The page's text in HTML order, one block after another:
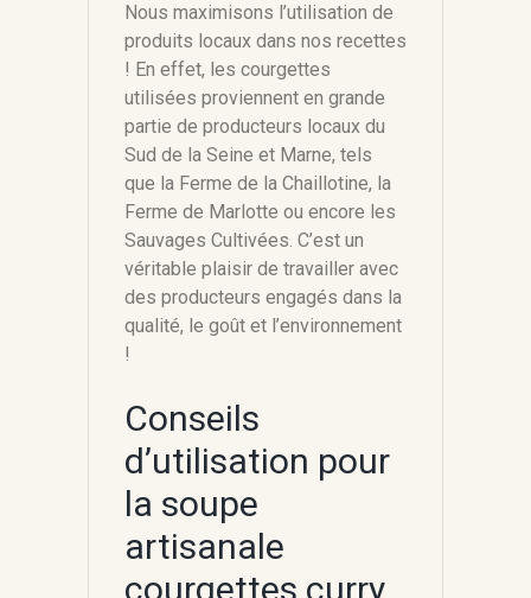
Nous maximisons l’utilisation de
produits locaux dans nos recettes
! En effet, les courgettes
utilisées proviennent en grande
partie de producteurs locaux du
Sud de la Seine et Marne, tels
que la Ferme de la Chaillotine, la
Ferme de Marlotte ou encore les
Sauvages Cultivées. C’est un
véritable plaisir de travailler avec
des producteurs engagés dans la
qualité, le goût et l’environnement
!
Conseils
d’utilisation pour
la soupe
artisanale
courgettes curry